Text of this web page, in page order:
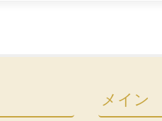
メイン